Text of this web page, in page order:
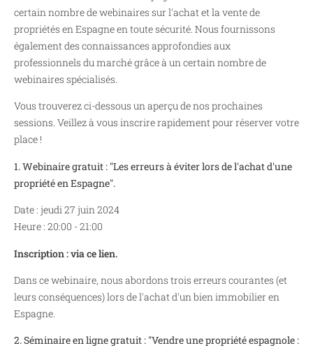
certain nombre de webinaires sur l'achat et la vente de
propriétés en Espagne en toute sécurité. Nous fournissons
également des connaissances approfondies aux
professionnels du marché grâce à un certain nombre de
webinaires spécialisés.
Vous trouverez ci-dessous un aperçu de nos prochaines
sessions. Veillez à vous inscrire rapidement pour réserver votre
place !
1. Webinaire gratuit : "Les erreurs à éviter lors de l'achat d'une
propriété en Espagne".
Date : jeudi 27 juin 2024
Heure : 20:00 - 21:00
Inscription : via ce lien.
Dans ce webinaire, nous abordons trois erreurs courantes (et
leurs conséquences) lors de l'achat d'un bien immobilier en
Espagne.
2. Séminaire en ligne gratuit : "Vendre une propriété espagnole :